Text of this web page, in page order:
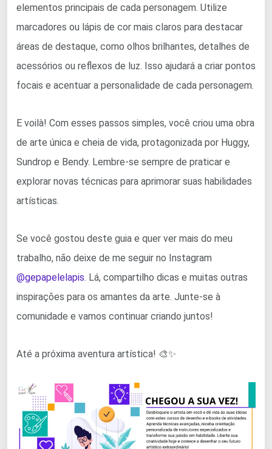
elementos principais de cada personagem. Utilize
marcadores ou lápis de cor mais claros para destacar
áreas de destaque, como olhos brilhantes, detalhes de
acessórios ou reflexos de luz. Isso ajudará a criar pontos
focais e acentuar a personalidade de cada personagem.
E voilà! Com esses passos simples, você criou uma obra
de arte única e cheia de vida, protagonizada por Huggy,
Sundrop e Bendy. Lembre-se sempre de praticar e
explorar novas técnicas para aprimorar suas habilidades
artísticas.
Se você gostou deste guia e quer ver mais do meu
trabalho, não deixe de me seguir no Instagram
@gepapelelapis. Lá, compartilho dicas e muitas outras
inspirações para os amantes da arte. Junte-se à
comunidade e vamos continuar criando juntos!
Até a próxima aventura artística! 🎨✨